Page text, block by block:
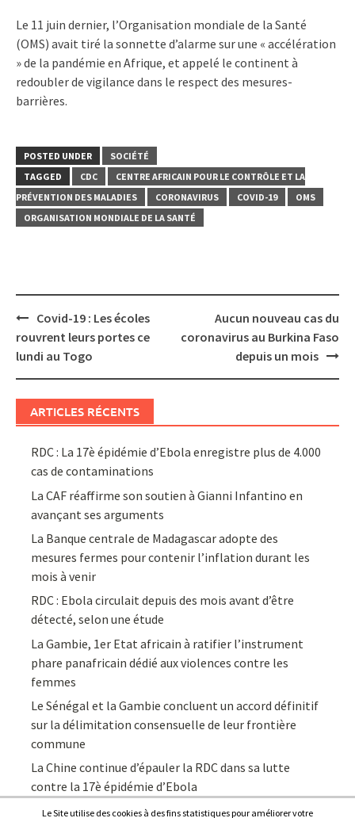
Le 11 juin dernier, l’Organisation mondiale de la Santé
(OMS) avait tiré la sonnette d’alarme sur une « accélération
» de la pandémie en Afrique, et appelé le continent à
redoubler de vigilance dans le respect des mesures-
barrières.
POSTED UNDER
SOCIÉTÉ
TAGGED
CDC
CENTRE AFRICAIN POUR LE CONTRÔLE ET LA
PRÉVENTION DES MALADIES
CORONAVIRUS COVID-19
OMS
ORGANISATION MONDIALE DE LA SANTÉ
Post
navigation
Covid-19 : Les écoles
rouvrent leurs portes ce
lundi au Togo
Aucun nouveau cas du
coronavirus au Burkina Faso
depuis un mois
ARTICLES RÉCENTS
RDC : La 17è épidémie d’Ebola enregistre plus de 4.000
cas de contaminations
La CAF réaffirme son soutien à Gianni Infantino en
avançant ses arguments
La Banque centrale de Madagascar adopte des
mesures fermes pour contenir l’inflation durant les
mois à venir
RDC : Ebola circulait depuis des mois avant d’être
détecté, selon une étude
La Gambie, 1er Etat africain à ratifier l’instrument
phare panafricain dédié aux violences contre les
femmes
Le Sénégal et la Gambie concluent un accord définitif
sur la délimitation consensuelle de leur frontière
commune
La Chine continue d’épauler la RDC dans sa lutte
contre la 17è épidémie d’Ebola
Le Site utilise des cookies à des fins statistiques pour améliorer votre